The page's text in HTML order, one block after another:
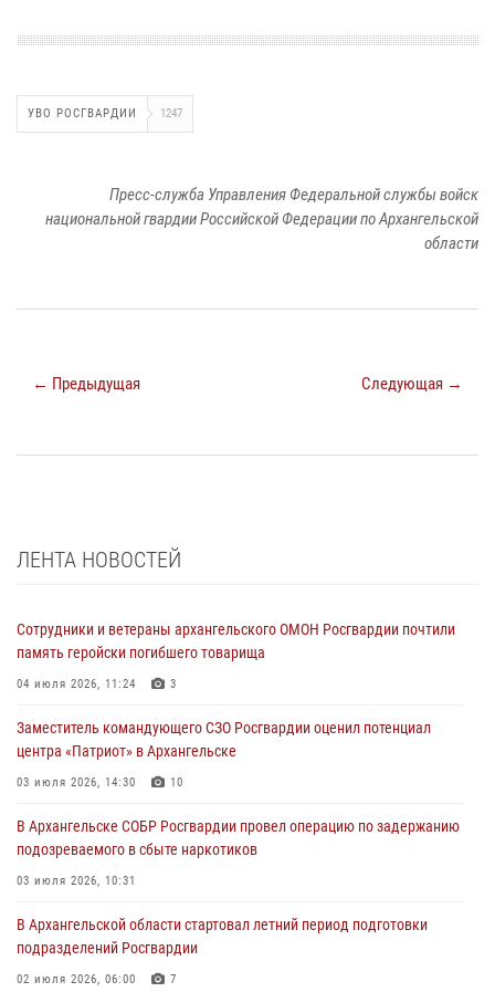
УВО РОСГВАРДИИ 1247
Пресс-служба Управления Федеральной службы войск
национальной гвардии Российской Федерации по Архангельской
области
← Предыдущая Следующая →
ЛЕНТА НОВОСТЕЙ
Сотрудники и ветераны архангельского ОМОН Росгвардии почтили
память геройски погибшего товарища
04 июля 2026, 11:24 3
Заместитель командующего СЗО Росгвардии оценил потенциал
центра «Патриот» в Архангельске
03 июля 2026, 14:30 10
В Архангельске СОБР Росгвардии провел операцию по задержанию
подозреваемого в сбыте наркотиков
03 июля 2026, 10:31
В Архангельской области стартовал летний период подготовки
подразделений Росгвардии
02 июля 2026, 06:00 7